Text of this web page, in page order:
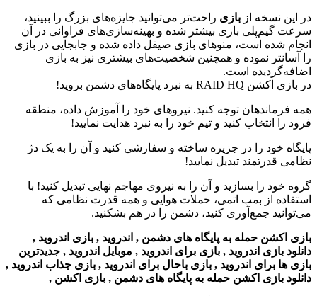
در این نسخه از بازی راحت‌تر می‌توانید جایزه‌های بزرگ را ببینید،
سرعت گیم‌پلی بازی بیشتر شده و بهینه‌سازی‌های فراوانی در آن
انجام شده است، منوهای بازی صیقل داده شده و جابجایی در بازی
را آسانتر نموده و همچنین شخصیت‌های بیشتری نیز به بازی
اضافه‌گردیده است.
در بازی اکشن RAID HQ به نبرد پایگاه‌های دشمن بروید!
همه فرماندهان توجه کنید. نیروهای خود را آموزش داده، منطقه
فرود را انتخاب کنید و تیم خود را به نبرد هدایت نمایید!
پایگاه خود را در جزیره ساخته و سفارشی کنید و آن را به یک دژ
نظامی قدرتمند تبدیل نمایید!
گروه خود را بسازید و آن را به نیروی مهاجم نهایی تبدیل کنید! با
استفاده از بمب اتمی، حملات هوایی و همه قدرت نظامی که
می‌توانید جمع‌آوری کنید، دشمن را در هم بشکنید.
بازی اکشن حمله به پایگاه های دشمن , اندروید , بازی اندروید ,
دانلود بازی اندروید , بازی برای اندروید , موبایل اندروید , جدیدترین
بازی ها برای اندروید , بازی باحال برای اندروید , بازی جذاب اندروید ,
دانلود بازی اکشن حمله به پایگاه های دشمن , بازی اکشن ,